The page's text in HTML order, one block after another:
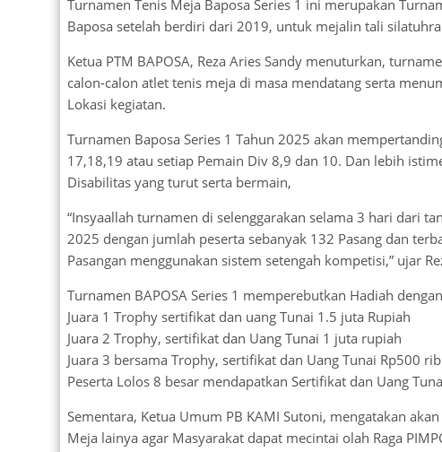
Turnamen Tenis Meja Baposa Series 1 ini merupakan
Baposa setelah berdiri dari 2019, untuk mejalin tali
Ketua PTM BAPOSA, Reza Aries Sandy menuturkan,
calon-calon atlet tenis meja di masa mendatang serta
Lokasi kegiatan.
Turnamen Baposa Series 1 Tahun 2025 akan
17,18,19 atau setiap Pemain Div 8,9 dan 10. Dan lebih
Disabilitas yang turut serta bermain,
“Insyaallah turnamen di selenggarakan selama 3 hari dari
2025 dengan jumlah peserta sebanyak 132 Pasang dan
Pasangan menggunakan sistem setengah kompetisi,” ujar
Turnamen BAPOSA Series 1 memperebutkan Hadiah
Juara 1 Trophy sertifikat dan uang Tunai 1.5 juta Rupiah
Juara 2 Trophy, sertifikat dan Uang Tunai 1 juta rupiah
Juara 3 bersama Trophy, sertifikat dan Uang Tunai Rp500
Peserta Lolos 8 besar mendapatkan Sertifikat dan Uang
Sementara, Ketua Umum PB KAMI Sutoni, mengatakan
Meja lainya agar Masyarakat dapat mecintai olah Raga